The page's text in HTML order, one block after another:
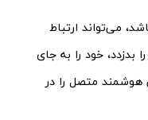
می‌تواند ارتباط
بدزدد، خود را به جای
متصل را در